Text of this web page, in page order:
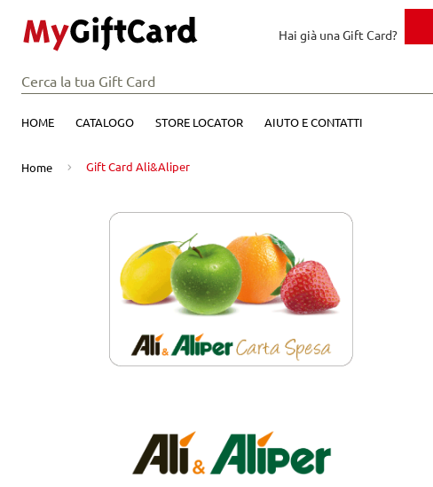
Hai già una Gift Card?
HOME CATALOGO STORE LOCATOR AIUTO E CONTATTI
Home Gift Card Ali&Aliper